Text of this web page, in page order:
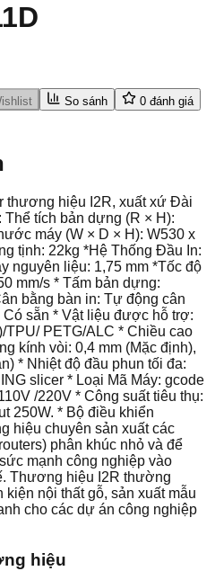
So sánh 0 đánh giá
thương hiệu I2R, xuất xứ Đài
Thể tích bản dựng (R × H):
máy (W × D × H): W530 x
tịnh: 22kg *Hệ Thống Đầu In:
nguyên liệu: 1,75 mm *Tốc độ
mm/s * Tấm bản dựng:
bằng bàn in: Tự động cân
Có sẵn * Vật liệu được hỗ trợ:
TPU/ PETG/ALC * Chiều cao
kính vòi: 0,4 mm (Mặc định),
* Nhiệt độ đầu phun tối đa:
slicer * Loại Mã Máy: gcode
/220V * Công suất tiêu thụ:
250W. * Bộ điều khiển
hiệu chuyên sản xuất các
phân khúc nhỏ và để
mạnh công nghiệp vào
Thương hiệu I2R thường
nội thất gỗ, sản xuất mẫu
cho các dự án công nghiệp
hiệu